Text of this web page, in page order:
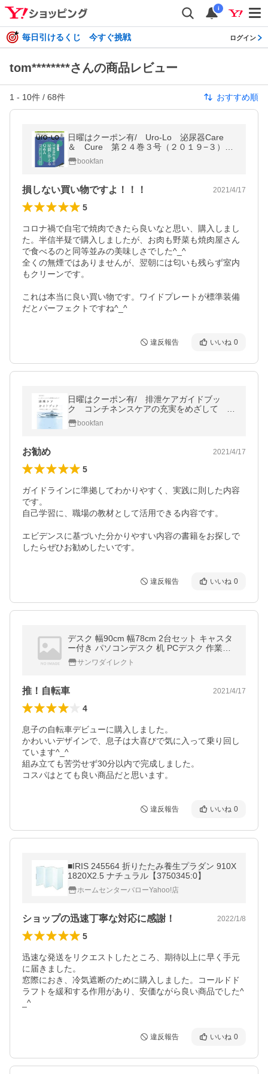
i
毎日引けるくじ 今すぐ挑戦 ログイン
tom********さんの商品レビュー
1 - 10件 / 68件 おすすめ順
日曜はクーポン有/ Uro‐Lo 泌尿器Care
＆ Cure 第２４巻３号（２０１９−３）
みえる・わかる・ふかくなる
bookfan
損しない買い物ですよ！！！ 2021/4/17
5
コロナ禍で自宅で焼肉できたら良いなと思い、購入しまし
た。半信半疑で購入しましたが、お肉も野菜も焼肉屋さん
で食べるのと同等並みの美味しさでした^_^
全くの無煙ではありませんが、翌朝には匂いも残らず室内
もクリーンです。
これは本当に良い買い物です。ワイドプレートが標準装備
だとパーフェクトですね^_^
違反報告 いいね 0
日曜はクーポン有/ 排泄ケアガイドブッ
ク コンチネンスケアの充実をめざして オ
ールカラー/日本創傷・オストミー・失禁管
理学会
bookfan
お勧め 2021/4/17
5
ガイドラインに準拠してわかりやすく、実践に則した内容
です。
自己学習に、職場の教材として活用できる内容です。
エビデンスに基づいた分かりやすい内容の書籍をお探しで
したらぜひお勧めしたいです。
違反報告 いいね 0
デスク 幅90cm 幅78cm 2台セット キャスタ
ー付き パソコンデスク 机 PCデスク 作業台
学習机 木目調 シンプルワークデスク テーブ
ル 拡張デスク
サンワダイレクト
推！自転車 2021/4/17
4
息子の自転車デビューに購入しました。
かわいいデザインで、息子は大喜びで気に入って乗り回し
ています^_^
組み立ても苦労せず30分以内で完成しました。
コスパはとても良い商品だと思います。
違反報告 いいね 0
■IRIS 245564 折りたたみ養生プラダン 910X
1820X2.5 ナチュラル【3750345:0】
ホームセンターバローYahoo!店
ショップの迅速丁寧な対応に感謝！ 2022/1/8
5
迅速な発送をリクエストしたところ、期待以上に早く手元
に届きました。
窓際におき、冷気遮断のために購入しました。コールドド
ラフトを緩和する作用があり、安価ながら良い商品でした^
_^
違反報告 いいね 0